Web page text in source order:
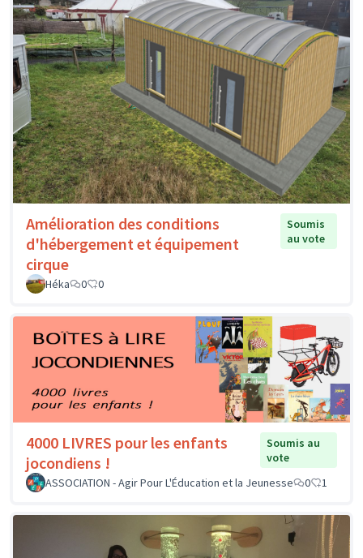
Amélioration des conditions
d'hébergement et équipement
cirque
Soumis
au vote
Héka 0 0
4000 LIVRES pour les enfants
jocondiens !
Soumis au
vote
ASSOCIATION - Agir Pour L'Éducation et la Jeunesse
0 1